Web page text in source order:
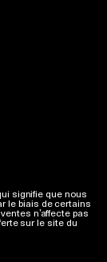
signifie que nous
le biais de certains
n’affecte pas
sur le site du